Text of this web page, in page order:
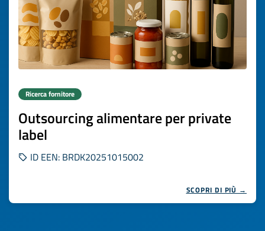
Ricerca fornitore
Outsourcing alimentare per private
label
ID EEN: BRDK20251015002
SCOPRI DI PIÙ →